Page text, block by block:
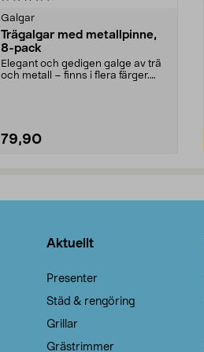
Galgar
Trägalgar med metallpinne,
8-pack
Elegant och gedigen galge av trä
och metall – finns i flera färger.
79,90
Aktuellt
Presenter
Städ & rengöring
Grillar
Grästrimmer